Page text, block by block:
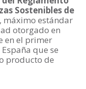
Sostenibles de
, máximo estándar
otorgado en
en el primer
que se
producto de